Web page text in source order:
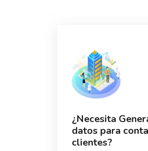
¿Necesita
datos para
clientes?